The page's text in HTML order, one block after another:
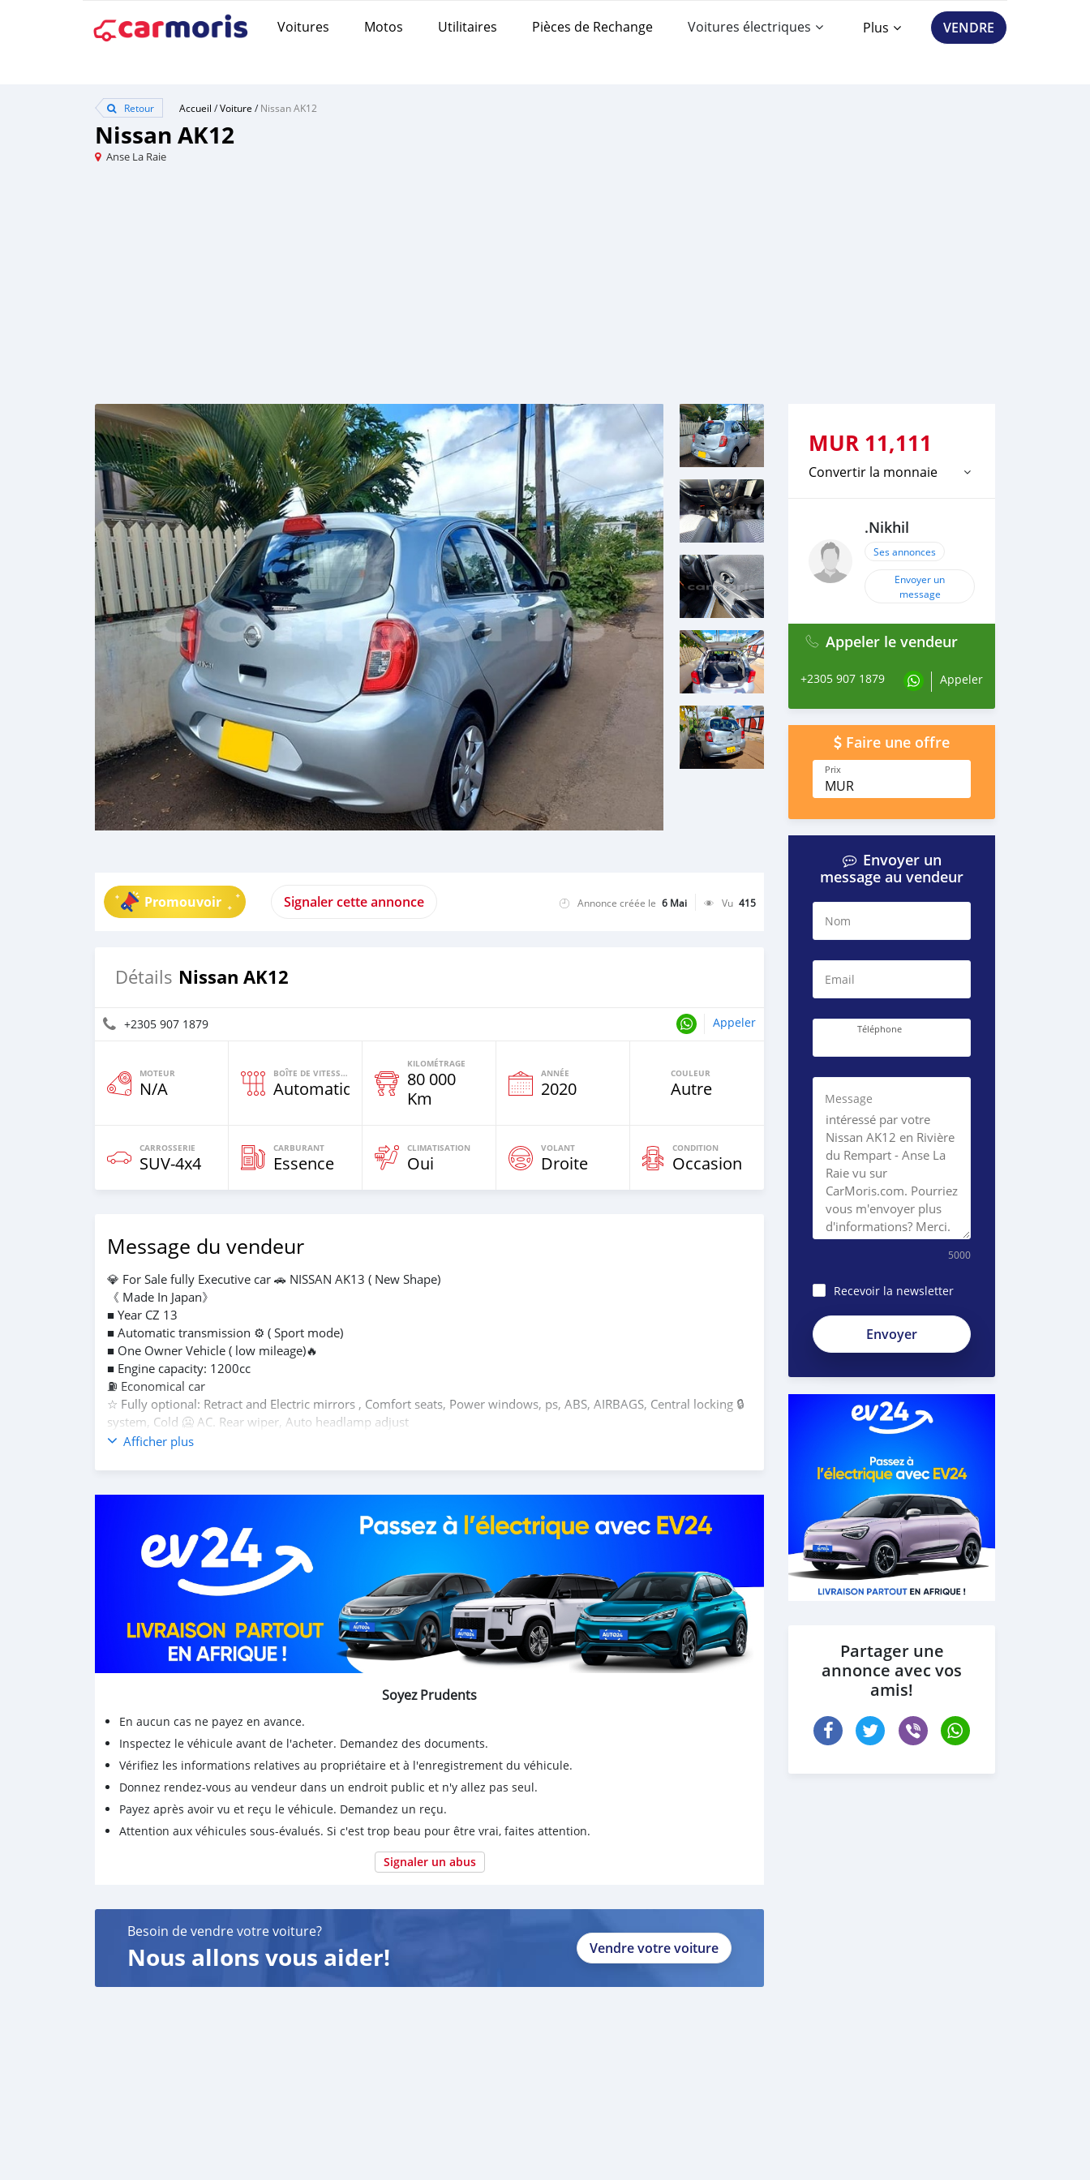
Voitures Motos Utilitaires Pièces de Rechange Voitures électriques Plus VENDRE
Retour Accueil /Voiture /Nissan AK12
Nissan AK12
Anse La Raie
Promouvoir Signaler cette annonce Annonce créée le 6 Mai Vu 415
Détails Nissan AK12
+2305 907 1879 Appeler
MOTEUR
N/A
BOÎTE DE VITESSES
Automatique
KILOMÉTRAGE
80 000
Km
ANNÉE
2020
COULEUR
Autre
CARROSSERIE
SUV‒4x4
CARBURANT
Essence
CLIMATISATION
Oui
VOLANT
Droite
CONDITION
Occasion
Message du vendeur
💎 For Sale fully Executive car 🚗 NISSAN AK13 ( New Shape)
《 Made In Japan》
■ Year CZ 13
■ Automatic transmission ⚙️ ( Sport mode)
■ One Owner Vehicle ( low mileage)🔥
■ Engine capacity: 1200cc
⛽️ Economical car
☆ Fully optional: Retract and Electric mirrors , Comfort seats, Power windows, ps, ABS, AIRBAGS, Central locking 🔒
system, Cold 🥶 AC. Rear wiper, Auto headlamp adjust
■ No mechanical issues 👌
■ Smooth running engine and suspension
■ Clean interior and interior original state
⚠️No accident History
■ Gearbox shifts well 💥
■Just take and drive
📞 call on 59071879 For more info
Location is at Bonneterre Vacoas 🏝
Afficher plus
Soyez Prudents
En aucun cas ne payez en avance.
Inspectez le véhicule avant de l'acheter. Demandez des documents.
Vérifiez les informations relatives au propriétaire et à l'enregistrement du véhicule.
Donnez rendez-vous au vendeur dans un endroit public et n'y allez pas seul.
Payez après avoir vu et reçu le véhicule. Demandez un reçu.
Attention aux véhicules sous-évalués. Si c'est trop beau pour être vrai, faites attention.
Signaler un abus
Besoin de vendre votre voiture?
Nous allons vous aider! Vendre votre voiture
MUR 11,111
Convertir la monnaie
.Nikhil
Ses annonces
Envoyer un
message
Appeler le vendeur
+2305 907 1879 Appeler
Faire une offre
Prix
MUR
Envoyer un
message au vendeur
Nom
Email
Téléphone
Message
5000
Recevoir la newsletter
Partager une
annonce avec vos
amis!